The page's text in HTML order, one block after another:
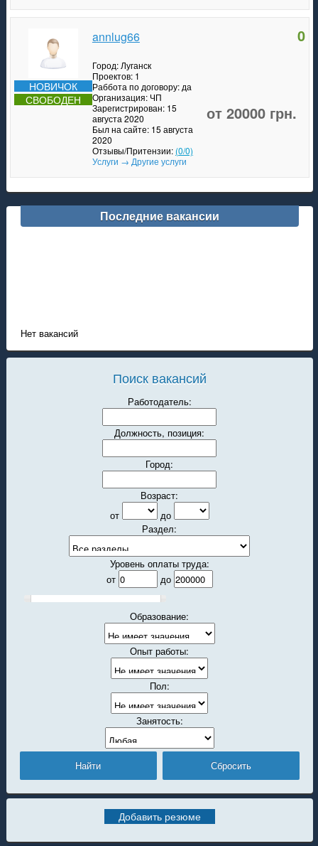
НОВИЧОК
СВОБОДЕН
annlug66 0
Город: Луганск
Проектов: 1
Раббота по договору: да
Организация: ЧП
Зарегистрирован: 15
августа 2020
Был на сайте: 15 августа
2020
Отзывы/Притензии: (0/0)
Услуги → Другие услуги
от 20000 грн.
Последние вакансии
Нет вакансий
Поиск вакансий
Работодатель:
Должность, позиция:
Город:
Возраст:
от
до
Раздел:
Уровень оплаты труда:
от
до
Образование:
Опыт работы:
Пол:
Занятость:
Добавить резюме